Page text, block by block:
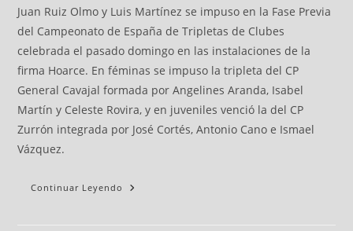
Juan Ruiz Olmo y Luis Martínez se impuso en la Fase Previa
del Campeonato de España de Tripletas de Clubes
celebrada el pasado domingo en las instalaciones de la
firma Hoarce. En féminas se impuso la tripleta del CP
General Cavajal formada por Angelines Aranda, Isabel
Martín y Celeste Rovira, y en juveniles venció la del CP
Zurrón integrada por José Cortés, Antonio Cano e Ismael
Vázquez.
Continuar Leyendo